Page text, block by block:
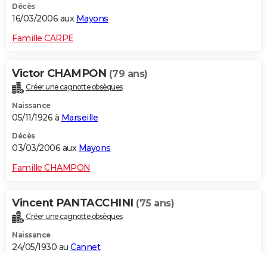
Décès
16/03/2006 aux Mayons
Famille CARPE
Victor CHAMPON (79 ans)
Créer une cagnotte obsèques
Naissance
05/11/1926 à Marseille
Décès
03/03/2006 aux Mayons
Famille CHAMPON
Vincent PANTACCHINI (75 ans)
Créer une cagnotte obsèques
Naissance
24/05/1930 au Cannet